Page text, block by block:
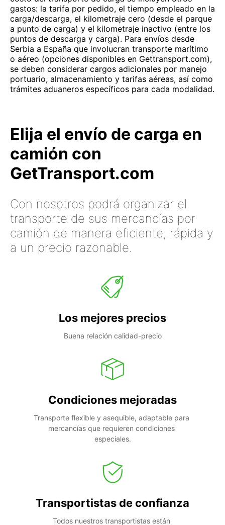
gastos: la tarifa por pedido, el tiempo empleado en la
carga/descarga, el kilometraje cero (desde el parque
a punto de carga) y el kilometraje inactivo (entre los
puntos de descarga y carga). Para envíos desde
Serbia a España que involucran transporte marítimo
o aéreo (opciones disponibles en Gettransport.com),
se deben considerar cargos adicionales por manejo
portuario, almacenamiento y tarifas aéreas, así como
trámites aduaneros específicos para cada modalidad.
Elija el envío de carga en
camión con
GetTransport.com
Con nosotros podrá organizar el
transporte de sus mercancías por
camión de manera eficiente, rápida y
a un precio razonable.
Los mejores precios
Buena relación calidad-precio
Condiciones mejoradas
Transporte flexible y asequible, adaptable para
mercancías que requieren condiciones
especiales.
Transportistas de confianza
Todos nuestros transportistas están